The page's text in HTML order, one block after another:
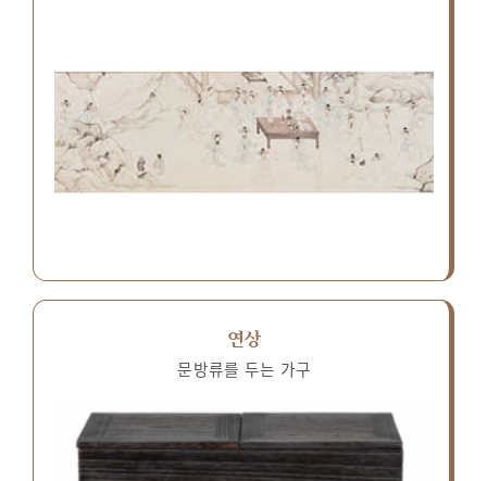
연상
문방류를 두는 가구